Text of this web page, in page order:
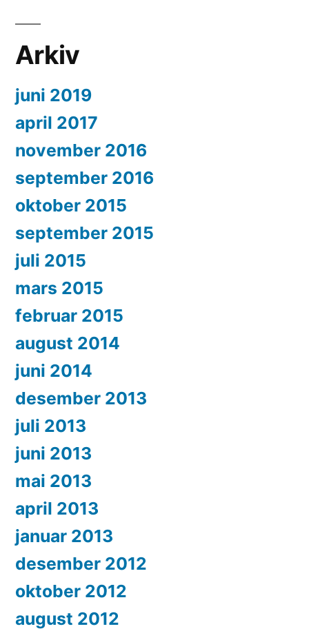
Arkiv
juni 2019
april 2017
november 2016
september 2016
oktober 2015
september 2015
juli 2015
mars 2015
februar 2015
august 2014
juni 2014
desember 2013
juli 2013
juni 2013
mai 2013
april 2013
januar 2013
desember 2012
oktober 2012
august 2012